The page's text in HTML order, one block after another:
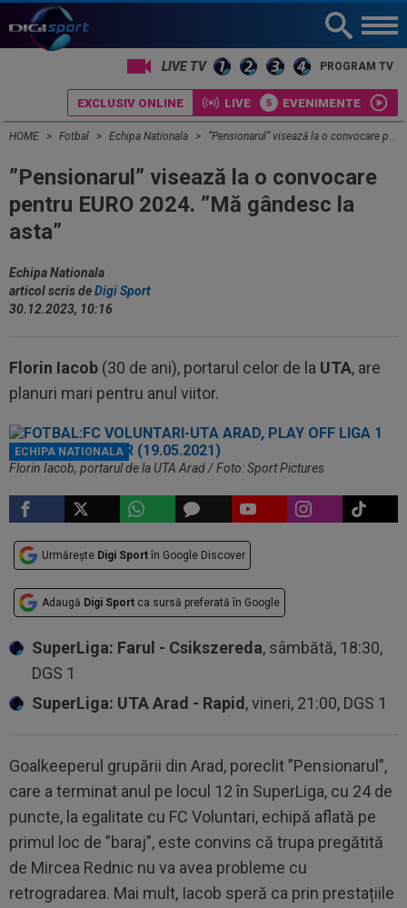
PROGRAM TV
EXCLUSIV ONLINE LIVE EVENIMENTE
HOME Fotbal Echipa Nationala ”Pensionarul” visează la o convocare pentru EURO 2024. ”Mă gândesc la asta”
”Pensionarul” visează la o convocare
pentru EURO 2024. ”Mă gândesc la
asta”
Echipa Nationala
articol scris deDigi Sport
30.12.2023, 10:16
Florin Iacob (30 de ani), portarul celor de la UTA, are
planuri mari pentru anul viitor.
ECHIPA NATIONALA
Florin Iacob, portarul de la UTA Arad / Foto: Sport Pictures
Urmărește Digi Sport în Google Discover
Adaugă Digi Sport ca sursă preferată în Google
SuperLiga: Farul - Csikszereda, sâmbătă, 18:30,
DGS 1
SuperLiga: UTA Arad - Rapid , vineri, 21:00, DGS 1
Goalkeeperul grupării din Arad, poreclit ”Pensionarul”,
care a terminat anul pe locul 12 în SuperLiga, cu 24 de
puncte, la egalitate cu FC Voluntari, echipă aflată pe
primul loc de ”baraj”, este convins că trupa pregătită
de Mircea Rednic nu va avea probleme cu
retrogradarea. Mai mult, Iacob speră ca prin prestațiile